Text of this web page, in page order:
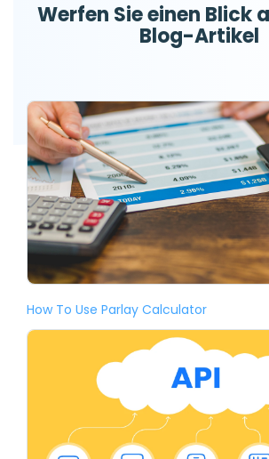
Werfen Sie einen Blick
Blog-Artikel
How To Use Parlay Calculator